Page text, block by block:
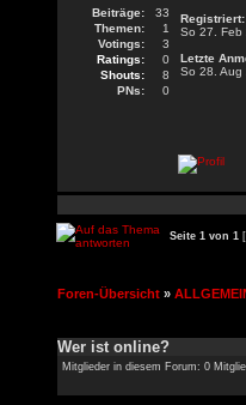
Beiträge:
33
Themen:
1
Votings:
3
Ratings:
0
Shouts:
8
PNs:
0
Registriert:
So 27. Feb
Letzte
So 28. Aug
Seite 1 von 1
Foren-Übersicht »
Wer ist online?
Mitglieder in diesem Forum: 0